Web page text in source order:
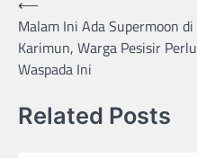
Post
navigation
⟵
Malam Ini Ada Supermoon di
Karimun, Warga Pesisir Perlu
Waspada Ini
Related Posts